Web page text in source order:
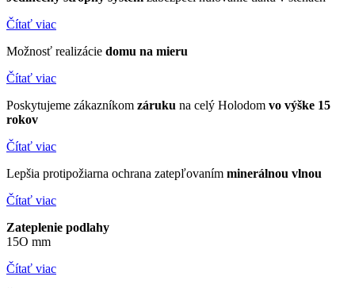
Čítať viac
Možnosť realizácie domu na mieru
Čítať viac
Poskytujeme zákazníkom záruku na celý Holodom vo výške 15
rokov
Čítať viac
Lepšia protipožiarna ochrana zatepľovaním minerálnou vlnou
Čítať viac
Zateplenie podlahy
15O mm
Čítať viac